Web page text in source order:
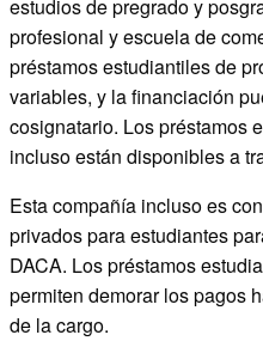
estudios de pregrado y
profesional y escuela de
préstamos estudiantiles de
variables, y la financiación
cosignatario. Los préstamos
incluso están disponibles a
Esta compañía incluso es
privados para estudiantes
DACA. Los préstamos
permiten demorar los pagos
de la cargo.